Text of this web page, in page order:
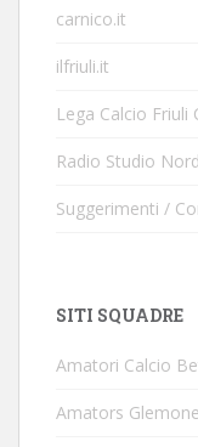
carnico.it
ilfriuli.it
Lega Calcio Friuli
Radio Studio Nord
Suggerimenti /
SITI SQUADRE
Amatori Calcio
Amators Glemone